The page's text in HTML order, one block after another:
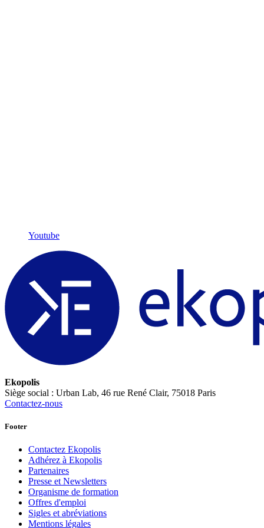
Youtube
Ekopolis
Siège social : Urban Lab, 46 rue René Clair, 75018 Paris
Contactez-nous
Footer
Contactez Ekopolis
Adhérez à Ekopolis
Partenaires
Presse et Newsletters
Organisme de formation
Offres d'emploi
Sigles et abréviations
Mentions légales